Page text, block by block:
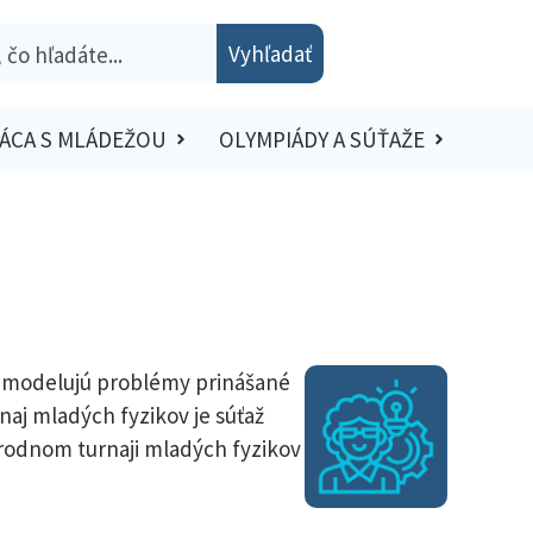
Vyhľadať
S MLÁDEŽOU OLYMPIÁDY A SÚŤAŽE
problémy prinášané
mladých fyzikov je súťaž
turnaji mladých fyzikov